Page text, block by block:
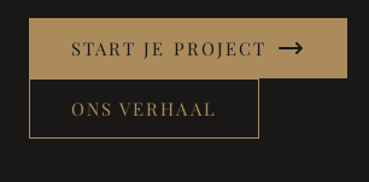
START JE PROJECT
ONS VERHAAL